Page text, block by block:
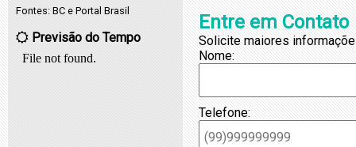
Fontes: BC e Portal Brasil
Previsão do Tempo
Entre em Contato
Solicite maiores
Nome:
Telefone: